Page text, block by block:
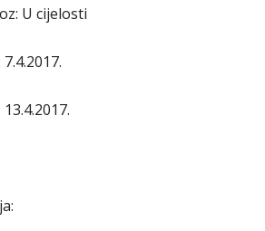
U cijelosti